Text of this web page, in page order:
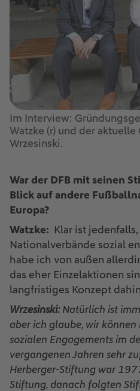
Im Interview:
Watzke (r) und der
Wrzesinski.
War der DFB mit seinen
Blick auf andere
Europa?
Watzke: Klar ist
Nationalverbände sozial
habe ich von außen
das eher Einzelaktionen
langfristiges Konzept
Wrzesinski:Natürlich ist
aber ich glaube, wir
sozialen Engagements im
vergangenen Jahren sehr
Herberger-Stiftung war
Stiftung, danach folgten